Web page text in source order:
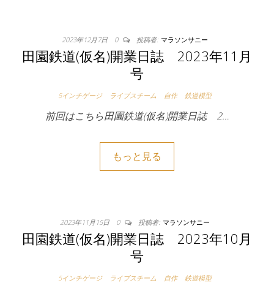
2023年12月7日 0 投稿者: マラソンサニー
田園鉄道(仮名)開業日誌 2023年11月
号
5インチゲージ ライブスチーム 自作 鉄道模型
前回はこちら田園鉄道(仮名)開業日誌 2…
もっと見る
2023年11月15日 0 投稿者: マラソンサニー
田園鉄道(仮名)開業日誌 2023年10月
号
5インチゲージ ライブスチーム 自作 鉄道模型